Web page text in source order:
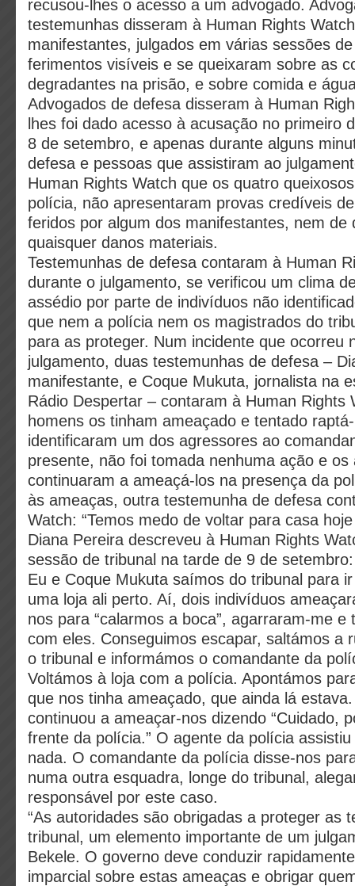
recusou-lhes o acesso a um advogado.
testemunhas disseram à Human Rights
manifestantes, julgados em várias sessões
ferimentos visíveis e se queixaram sobre as
degradantes na prisão, e sobre comida e
Advogados de defesa disseram à Human
lhes foi dado acesso à acusação no primeiro
8 de setembro, e apenas durante alguns
defesa e pessoas que assistiram ao
Human Rights Watch que os quatro
polícia, não apresentaram provas credíveis
feridos por algum dos manifestantes, nem de
quaisquer danos materiais.
Testemunhas de defesa contaram à Human
durante o julgamento, se verificou um clima
assédio por parte de indivíduos não
que nem a polícia nem os magistrados do
para as proteger. Num incidente que ocorreu
julgamento, duas testemunhas de defesa –
manifestante, e Coque Mukuta, jornalista na
Rádio Despertar – contaram à Human Rights
homens os tinham ameaçado e tentado
identificaram um dos agressores ao
presente, não foi tomada nenhuma ação e os
continuaram a ameaçá-los na presença da
às ameaças, outra testemunha de defesa
Watch: “Temos medo de voltar para casa
Diana Pereira descreveu à Human Rights
sessão de tribunal na tarde de 9 de setembro:
Eu e Coque Mukuta saímos do tribunal para
uma loja ali perto. Aí, dois indivíduos
nos para “calarmos a boca”, agarraram-me e
com eles. Conseguimos escapar, saltámos a
o tribunal e informámos o comandante da
Voltámos à loja com a polícia. Apontámos
que nos tinha ameaçado, que ainda lá
continuou a ameaçar-nos dizendo “Cuidado,
frente da polícia.” O agente da polícia
nada. O comandante da polícia disse-nos
numa outra esquadra, longe do tribunal,
responsável por este caso.
“As autoridades são obrigadas a proteger as
tribunal, um elemento importante de um
Bekele. O governo deve conduzir
imparcial sobre estas ameaças e obrigar